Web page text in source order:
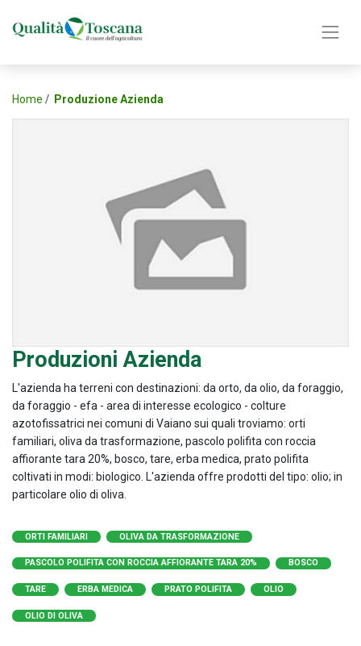
Home Produzione Azienda
Produzioni Azienda
L'azienda ha terreni con destinazioni: da orto, da olio, da foraggio,
da foraggio - efa - area di interesse ecologico - colture
azotofissatrici nei comuni di Vaiano sui quali troviamo: orti
familiari, oliva da trasformazione, pascolo polifita con roccia
affiorante tara 20%, bosco, tare, erba medica, prato polifita
coltivati in modi: biologico. L'azienda offre prodotti del tipo: olio; in
particolare olio di oliva.
ORTI FAMILIARI OLIVA DA TRASFORMAZIONE
PASCOLO POLIFITA CON ROCCIA AFFIORANTE TARA 20% BOSCO
TARE ERBA MEDICA PRATO POLIFITA OLIO
OLIO DI OLIVA